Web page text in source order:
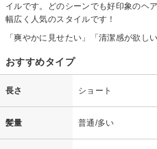
イルです。どのシーンでも好印象のヘ
幅広く人気のスタイルです！
「爽やかに見せたい」「清潔感が欲し
おすすめタイプ
長さ ショート
髪量 普通/多い